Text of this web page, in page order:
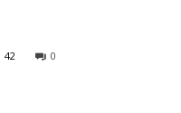
0
42